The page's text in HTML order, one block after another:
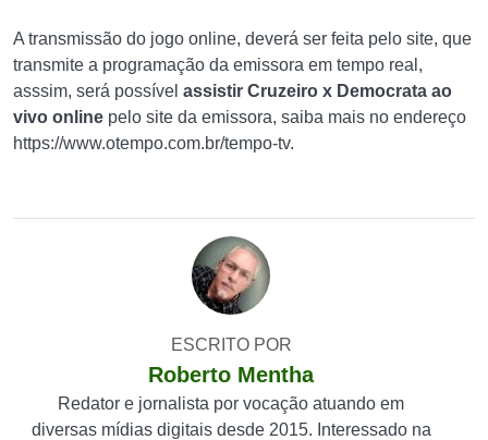
A transmissão do jogo online, deverá ser feita pelo site, que
transmite a programação da emissora em tempo real,
asssim, será possível assistir Cruzeiro x Democrata ao
vivo online pelo site da emissora, saiba mais no endereço
https://www.otempo.com.br/tempo-tv.
ESCRITO POR
Roberto Mentha
Redator e jornalista por vocação atuando em
diversas mídias digitais desde 2015. Interessado na